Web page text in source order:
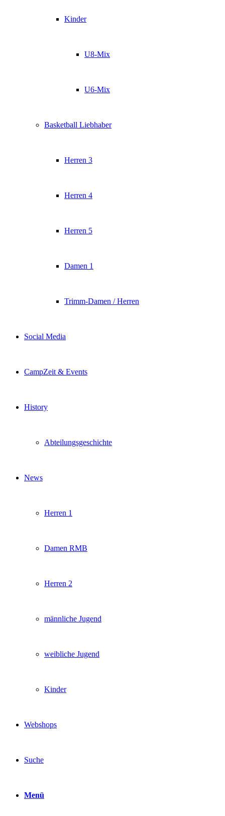
Kinder
U8-Mix
U6-Mix
Basketball Liebhaber
Herren 3
Herren 4
Herren 5
Damen 1
Trimm-Damen / Herren
Social Media
CampZeit & Events
History
Abteilungsgeschichte
News
Herren 1
Damen RMB
Herren 2
männliche Jugend
weibliche Jugend
Kinder
Webshops
Suche
Menü